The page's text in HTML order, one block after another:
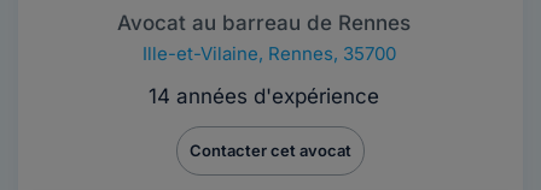
Avocat au barreau de Rennes
Ille-et-Vilaine, Rennes, 35700
14 années d'expérience
Contacter cet avocat